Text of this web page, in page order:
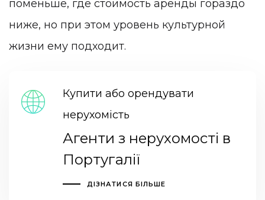
поменьше, где стоимость аренды гораздо
ниже, но при этом уровень культурной
жизни ему подходит.
Купити або орендувати
нерухомість
Агенти з нерухомості в
Португалії
ДІЗНАТИСЯ БІЛЬШЕ